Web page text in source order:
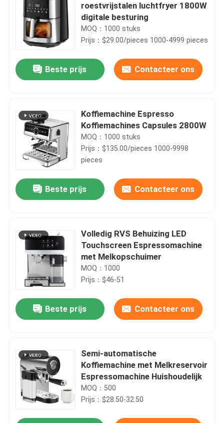
Thuis
Producten
Video's
roestvrijstalen luchtfryer 1800W
digitale besturing
MOQ：1000 stuks
Prijs：$29.00/pieces 1000-4999 pieces
Beste prijs Contacteer ons
Koffiemachine Espresso
Koffiemachines Capsules 2800W
MOQ：1000 stuks
Prijs：$135.00/pieces 1000-9998
pieces
Beste prijs Contacteer ons
Volledig RVS Behuizing LED
Touchscreen Espressomachine
met Melkopschuimer
MOQ：1000
Prijs：$46-51
Beste prijs Contacteer ons
Semi-automatische
Koffiemachine met Melkreservoir
Espressomachine Huishoudelijk
MOQ：500
Prijs：$28.50-32.50